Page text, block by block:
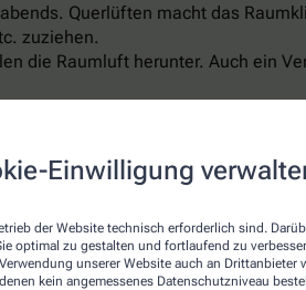
Einwilligung
der Website technisch erforderlich sind.
optimal zu gestalten und fortlaufend zu
unserer Website auch an Drittanbieter
kein angemessenes Datenschutzniveau
Querlüften macht das
zuziehen.
die Raumluft herunter. Auch ein
eine „Abreibung“ der Beine mit
auf Arme, Beine, Stirn oder
reflektiert das Sonnenlicht, ist
150 Euro. Aber Vorsicht: Nicht